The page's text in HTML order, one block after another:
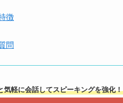
徴
問
気軽に会話してスピーキングを強化！